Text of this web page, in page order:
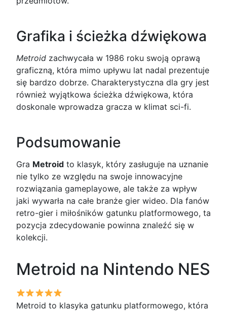
Grafika i ścieżka dźwiękowa
Metroid zachwycała w 1986 roku swoją oprawą
graficzną, która mimo upływu lat nadal prezentuje
się bardzo dobrze. Charakterystyczna dla gry jest
również wyjątkowa ścieżka dźwiękowa, która
doskonale wprowadza gracza w klimat sci-fi.
Podsumowanie
Gra Metroid to klasyk, który zasługuje na uznanie
nie tylko ze względu na swoje innowacyjne
rozwiązania gameplayowe, ale także za wpływ
jaki wywarła na całe branże gier wideo. Dla fanów
retro-gier i miłośników gatunku platformowego, ta
pozycja zdecydowanie powinna znaleźć się w
kolekcji.
Metroid na Nintendo NES
Metroid to klasyka gatunku platformowego, która